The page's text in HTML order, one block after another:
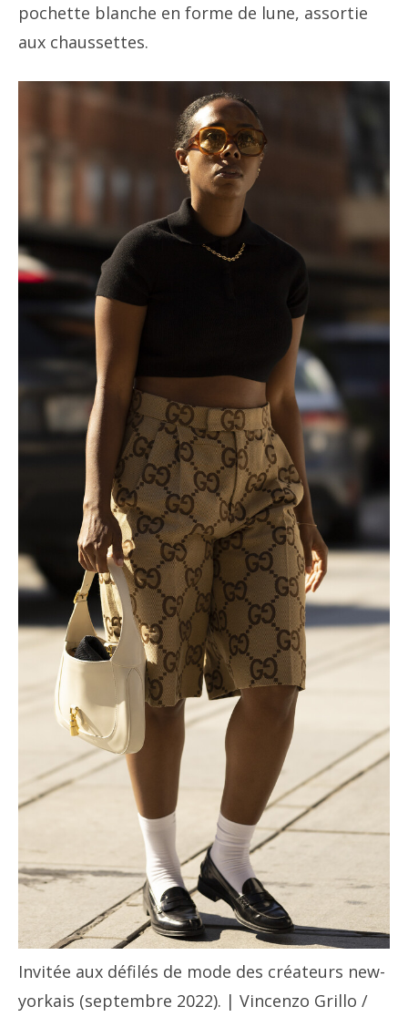
pochette blanche en forme de lune, assortie
aux chaussettes.
Invitée aux défilés de mode des créateurs new-
yorkais (septembre 2022). | Vincenzo Grillo /